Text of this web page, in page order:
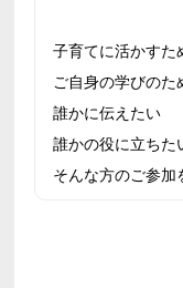
子育てに活かすた
ご自身の学びのた
誰かに伝えたい
誰かの役に立ちた
そんな方のご参加